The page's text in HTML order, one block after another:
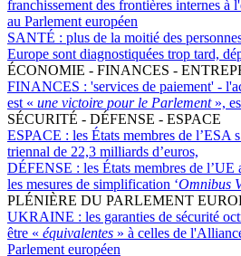
franchissement des frontières internes à
au Parlement européen
SANTÉ : plus de la moitié des
Europe sont diagnostiquées trop tard,
ÉCONOMIE - FINANCES -
FINANCES : 'services de paiement' -
est « une victoire pour le Parlement»,
SÉCURITÉ - DÉFENSE - ESPACE
ESPACE : les États membres de l’ESA
triennal de 22,3 milliards d’euros,
DÉFENSE : les États membres de
les mesures de simplification ‘Omnibus
PLÉNIÈRE DU PARLEMENT
UKRAINE : les garanties de sécurité
être « équivalentes » à celles de
Parlement européen